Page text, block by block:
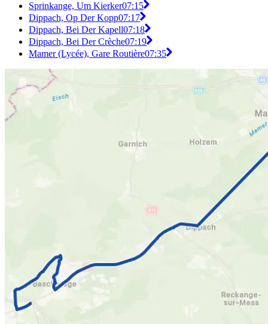
Sprinkange, Um Kierker07:15
Dippach, Op Der Kopp07:17
Dippach, Bei Der Kapell07:18
Dippach, Bei Der Crèche07:19
Mamer (Lycée), Gare Routière07:35